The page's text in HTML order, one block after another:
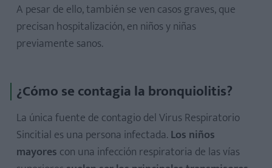
A pesar de ello, también se ven casos graves, que
precisan hospitalización, en niños y niñas
previamente sanos.
¿Cómo se contagia la bronquiolitis?
La única fuente de contagio del Virus Respiratorio
Sincitial es una persona infectada. Los niños
mayores con una infección respiratoria de las vías